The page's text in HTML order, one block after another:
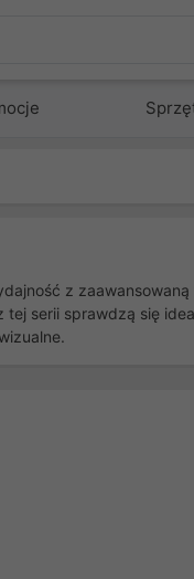
z
serii sprawdzą się